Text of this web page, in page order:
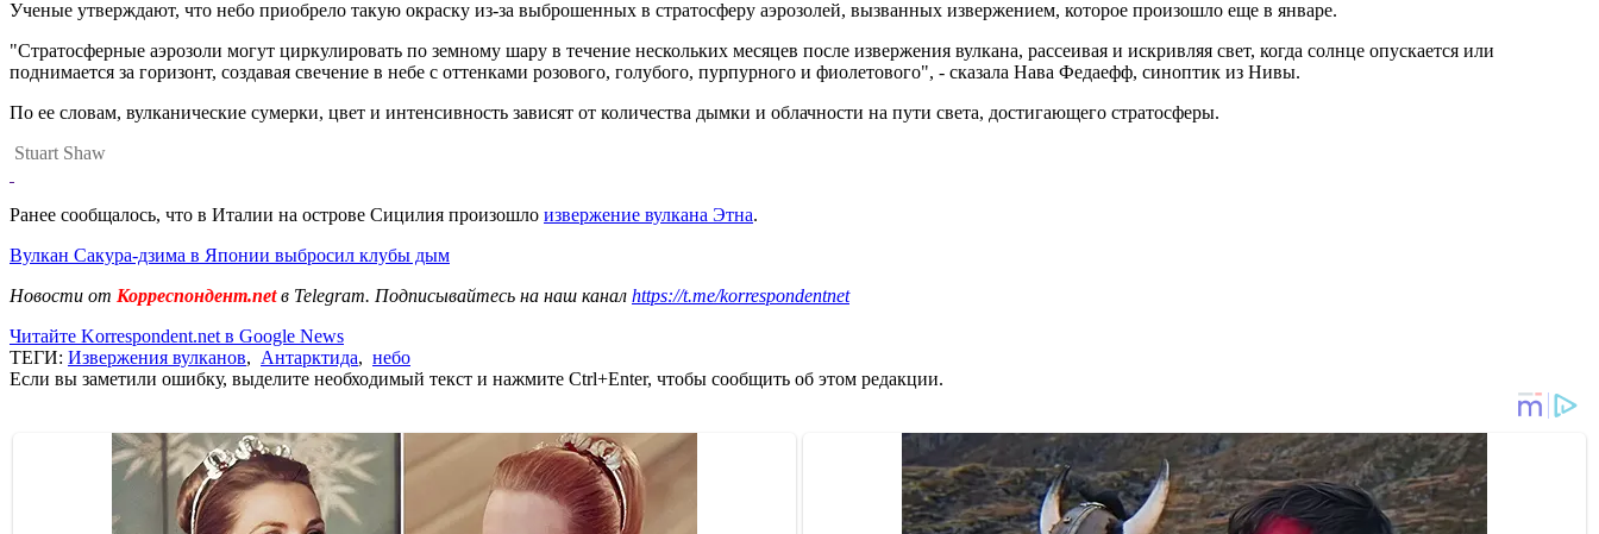
Ученые утверждают, что небо приобрело такую окраску из-за выброшенных в стратосферу аэрозолей, вызванных извержением, которое произошло еще в январе.
"Стратосферные аэрозоли могут циркулировать по земному шару в течение нескольких месяцев после извержения вулкана, рассеивая и искривляя свет, когда солнце опускается или
поднимается за горизонт, создавая свечение в небе с оттенками розового, голубого, пурпурного и фиолетового", - сказала Нава Федаефф, синоптик из Нивы.
По ее словам, вулканические сумерки, цвет и интенсивность зависят от количества дымки и облачности на пути света, достигающего стратосферы.
Stuart Shaw
Ранее сообщалось, что в Италии на острове Сицилия произошло извержение вулкана Этна.
Вулкан Сакура-дзима в Японии выбросил клубы дым
Новости от Корреспондент.netв Telegram. Подписывайтесь на наш канал https://t.me/korrespondentnet
Читайте Korrespondent.net в Google News
ТЕГИ: Извержения вулканов, Антарктида, небо
Если вы заметили ошибку, выделите необходимый текст и нажмите Ctrl+Enter, чтобы сообщить об этом редакции.